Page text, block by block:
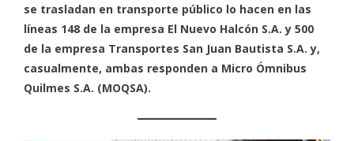
se trasladan en transporte público lo hacen en las
líneas 148 de la empresa El Nuevo Halcón S.A. y 500
de la empresa Transportes San Juan Bautista S.A. y,
casualmente, ambas responden a Micro Ómnibus
Quilmes S.A. (MOQSA).